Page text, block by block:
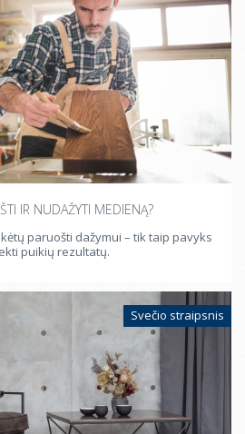
IR NUDAŽYTI MEDIENĄ?
paruošti dažymui – tik taip pavyks
puikių rezultatų.
Svečio straipsnis